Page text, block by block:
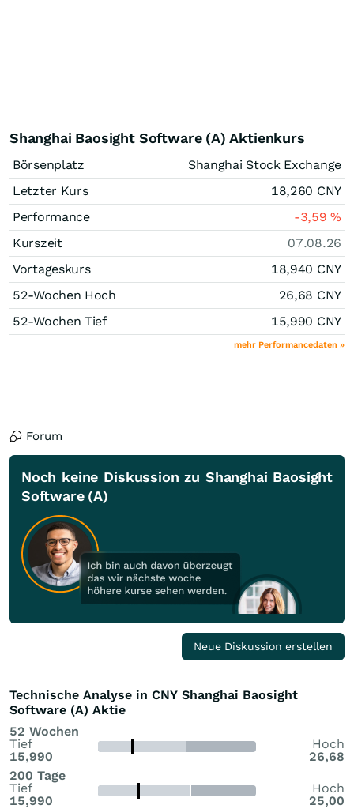
Shanghai Baosight Software (A) Aktienkurs
Börsenplatz
Shanghai Stock Exchange
Letzter Kurs
18,260 CNY
Performance
-3,59%
Kurszeit
07.08.26
Vortageskurs
18,940 CNY
52-Wochen Hoch
26,68 CNY
52-Wochen Tief
15,990 CNY
mehr Performancedaten »
Forum
Noch keine Diskussion zu Shanghai Baosight
Software (A)
Neue Diskussion erstellen
Technische Analyse in CNY Shanghai Baosight
Software (A) Aktie
52 Wochen
Tief
15,990
Hoch
26,68
200 Tage
Tief
15,990
Hoch
25,00